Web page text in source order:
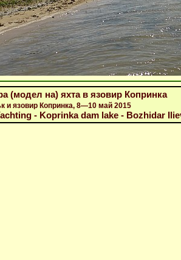
(модел на) яхта в язовир Копринка
и язовир Копринка, 8—10 май 2015
- Koprinka dam lake - Bozhidar